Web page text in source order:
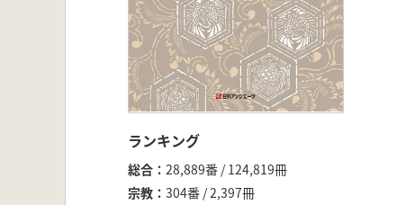
ランキング
総合
28,889番 / 124,819冊
宗教
304番 / 2,397冊